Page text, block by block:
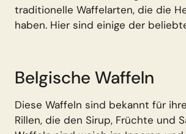
traditionelle Waffelarten, die die
haben. Hier sind einige der
Belgische Waffeln
Diese Waffeln sind bekannt für
Rillen, die den Sirup, Früchte und